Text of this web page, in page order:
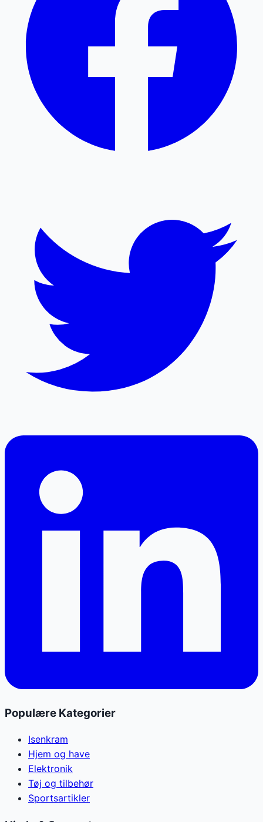
Populære Kategorier
Isenkram
Hjem og have
Elektronik
Tøj og tilbehør
Sportsartikler